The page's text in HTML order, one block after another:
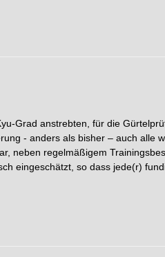
Grad anstrebten, für die
- anders als bisher – auch alle
neben regelmäßigem
eingeschätzt, so dass jede(r)